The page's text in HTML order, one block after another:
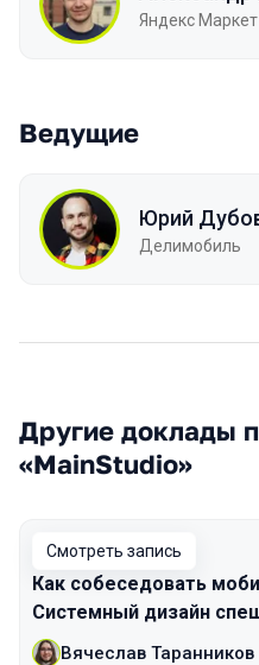
Яндекс Маркет
Ведущие
Юрий
Делимобиль
Другие доклады
«MainStudio»
Смотреть запись
Как собеседовать
Системный дизайн
Вячеслав Таранников